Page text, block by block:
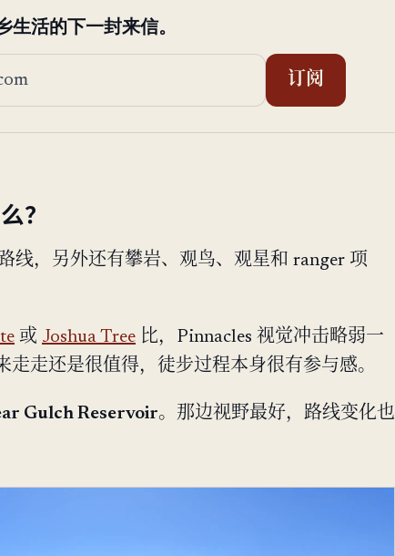
生活的下一封来信。
订阅
？
线，另外还有攀岩、观鸟、观星和 ranger 项
或 Joshua Tree 比，Pinnacles 视觉冲击略弱一
走走还是很值得，徒步过程本身很有参与感。
Gulch Reservoir。那边视野最好，路线变化也